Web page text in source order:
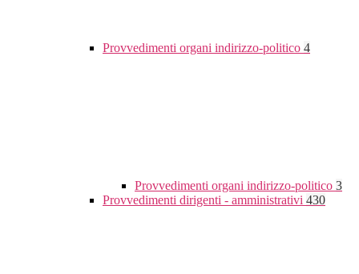
Provvedimenti organi indirizzo-politico 4
Provvedimenti organi indirizzo-politico 3
Provvedimenti dirigenti - amministrativi 430